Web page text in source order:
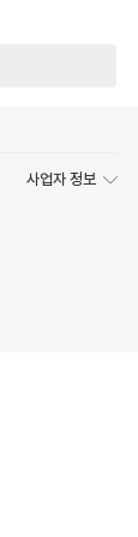
사업자 정보